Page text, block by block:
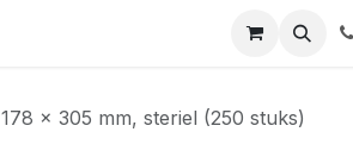
Klant worden
x 305 mm, steriel (250 stuks)